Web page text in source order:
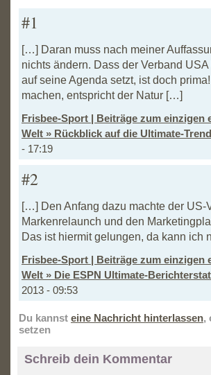
#1
[…] Daran muss nach meiner
nichts ändern. Dass der Verband
auf seine Agenda setzt, ist doch
machen, entspricht der Natur […]
Frisbee-Sport | Beiträge zum
Welt » Rückblick auf die Ultimate-
- 17:19
#2
[…] Den Anfang dazu machte der US-
Markenrelaunch und den
Das ist hiermit gelungen, da kann ich
Frisbee-Sport | Beiträge zum
Welt » Die ESPN Ultimate-
2013 - 09:53
Du kannst eine Nachricht hinterlassen,
setzen
Schreib dein Kommentar